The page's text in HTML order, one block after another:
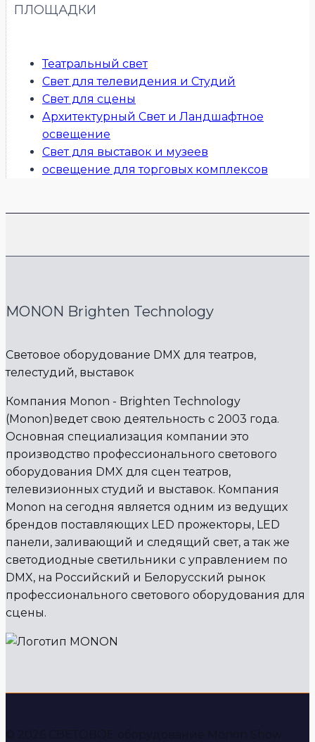
ПЛОЩАДКИ
Театральный свет
Свет для телевидения и Студий
Свет для сцены
Архитектурный Свет и Ландшафтное
освещение
Свет для выставок и музеев
освещение для торговых комплексов
MONON Brighten Technology
Световое оборудование DMX для театров,
телестудий, выставок
Компания Monon - Brighten Technology
(Monon)ведет свою деятельность с 2003 года.
Основная специализация компании это
производство профессионального светового
оборудования DMX для сцен театров,
телевизионных студий и выставок. Компания
Monon на сегодня является одним из ведущих
брендов поставляющих LED прожекторы, LED
панели, заливающий и следящий свет, а так же
светодиодные светильники с управлением по
DMX, на Российский и Белорусский рынок
профессионального светового оборудования для
сцены.